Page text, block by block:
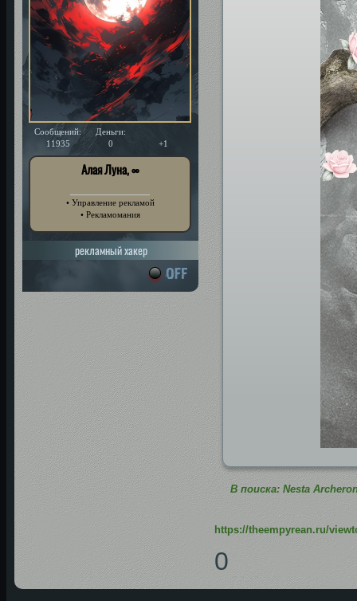
Сообщений:
11935
Деньги:
0
+1
Алая Луна, ∞
• Управление рекламой
• Рекламомания
рекламный хакер
В поиска: Nesta
https://theempyrean.ru/
0